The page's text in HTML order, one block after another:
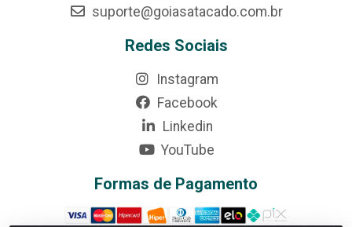
suporte@goiasatacado.com.br
Redes Sociais
Instagram
Facebook
Linkedin
YouTube
Formas de Pagamento